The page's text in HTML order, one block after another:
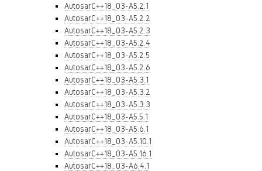
AutosarC++18_03-A5.2.1
AutosarC++18_03-A5.2.2
AutosarC++18_03-A5.2.3
AutosarC++18_03-A5.2.4
AutosarC++18_03-A5.2.5
AutosarC++18_03-A5.2.6
AutosarC++18_03-A5.3.1
AutosarC++18_03-A5.3.2
AutosarC++18_03-A5.3.3
AutosarC++18_03-A5.5.1
AutosarC++18_03-A5.6.1
AutosarC++18_03-A5.10.1
AutosarC++18_03-A5.16.1
AutosarC++18_03-A6.4.1